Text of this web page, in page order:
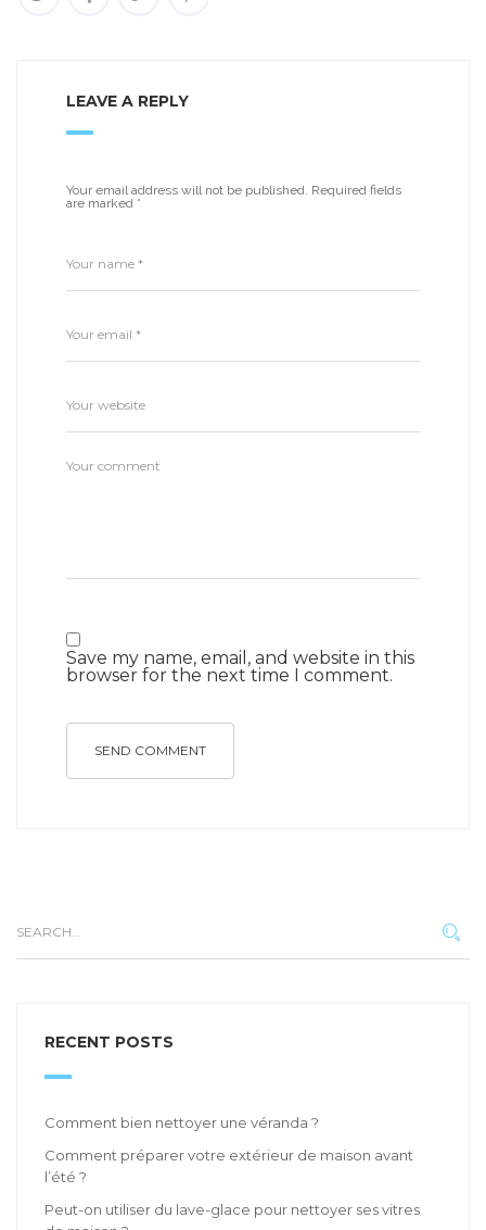
LEAVE A REPLY
Your email address will not be published. Required fields
are marked *
Save my name, email, and website in this
browser for the next time I comment.
SEND COMMENT
RECENT POSTS
Comment bien nettoyer une véranda ?
Comment préparer votre extérieur de maison avant
l’été ?
Peut-on utiliser du lave-glace pour nettoyer ses vitres